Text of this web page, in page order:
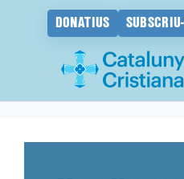
DONATIUS